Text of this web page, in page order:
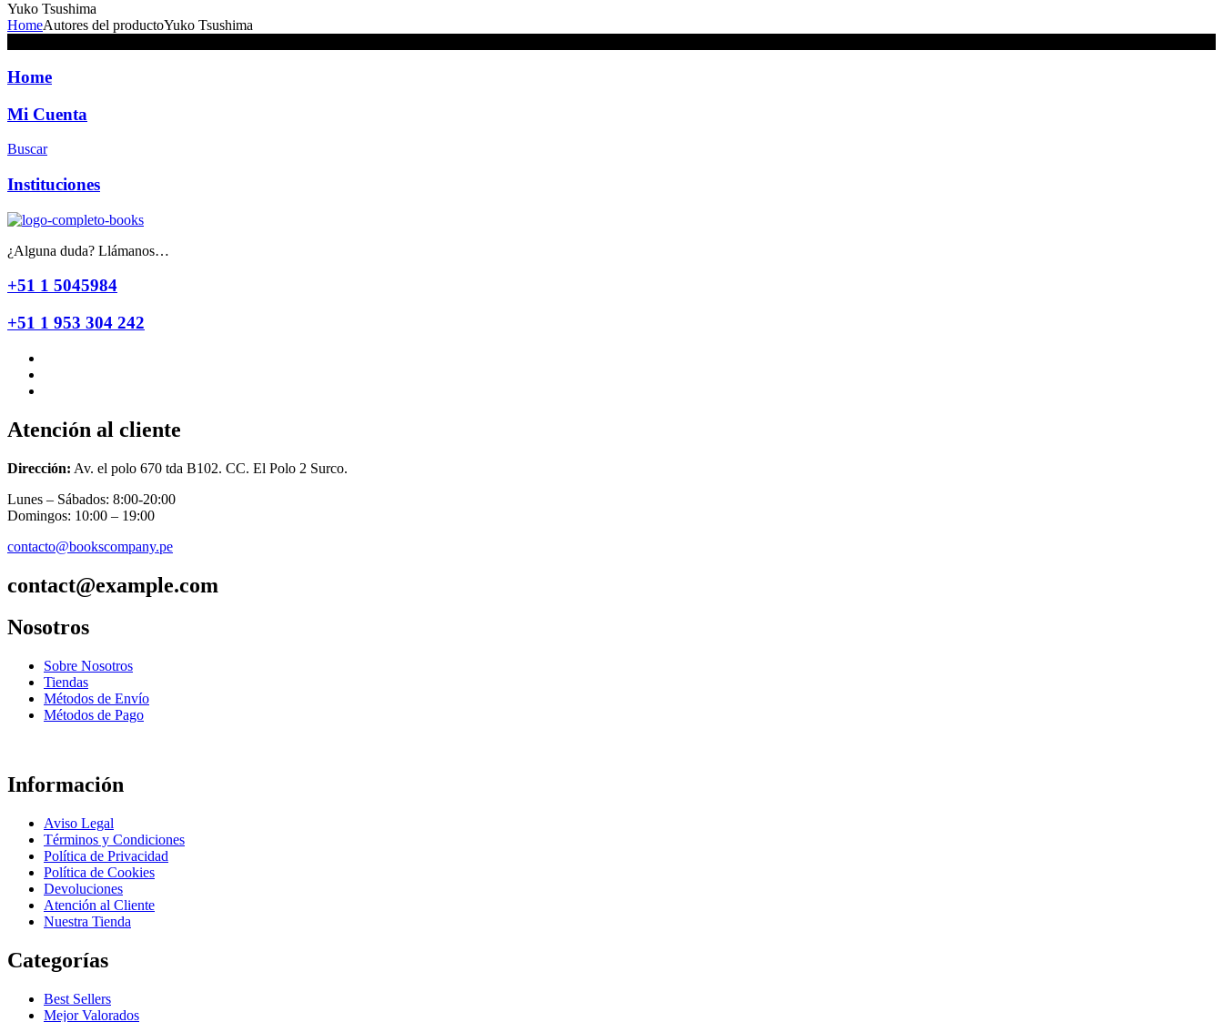
Yuko Tsushima
HomeAutores del productoYuko Tsushima
Home
Mi Cuenta
Buscar
Instituciones
¿Alguna duda? Llámanos…
+51 1 5045984
+51 1 953 304 242
Atención al cliente
Dirección: Av. el polo 670 tda B102. CC. El Polo 2 Surco.
Lunes – Sábados: 8:00-20:00
Domingos: 10:00 – 19:00
contacto@bookscompany.pe
contact@example.com
Nosotros
Sobre Nosotros
Tiendas
Métodos de Envío
Métodos de Pago
Información
Aviso Legal
Términos y Condiciones
Política de Privacidad
Política de Cookies
Devoluciones
Atención al Cliente
Nuestra Tienda
Categorías
Best Sellers
Mejor Valorados